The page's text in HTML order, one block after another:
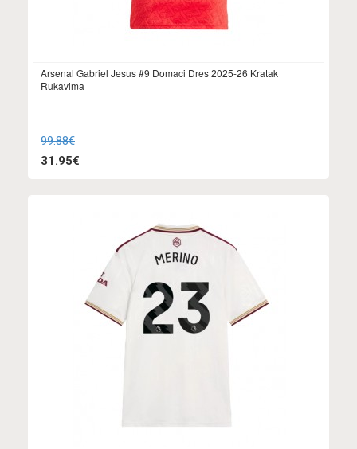
Arsenal Gabriel Jesus #9 Domaci Dres 2025-26 Kratak
Rukavima
99.88€
31.95€